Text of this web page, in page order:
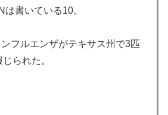
は書いている10。
フルエンザがテキサス州で3匹
られた。